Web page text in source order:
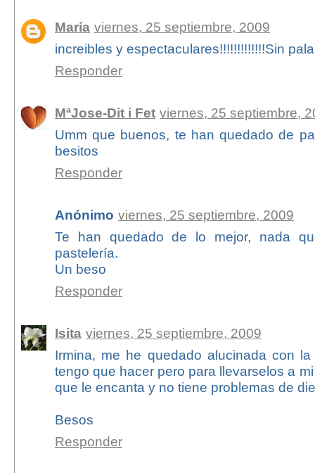
María viernes, 25 septiembre, 2009
increibles y espectaculares!!!!!!!!!!!!!Sin
Responder
MªJose-Dit i Fet viernes, 25 septiembre,
Umm que buenos, te han quedado de
besitos
Responder
Anónimo viernes, 25 septiembre, 2009
Te han quedado de lo mejor, nada
pastelería.
Un beso
Responder
Isita viernes, 25 septiembre, 2009
Irmina, me he quedado alucinada con
tengo que hacer pero para llevarselos a
que le encanta y no tiene problemas de
Besos
Responder